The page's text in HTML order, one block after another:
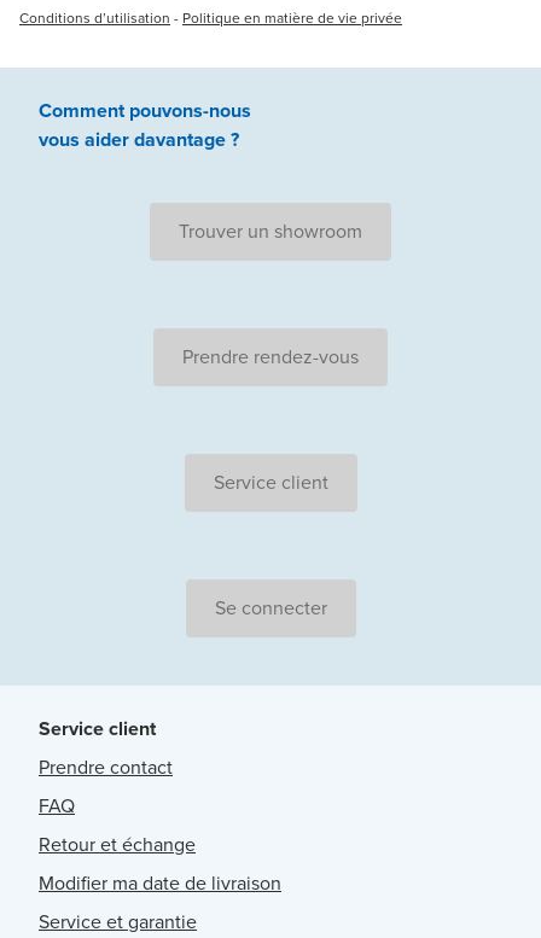
Conditions d’utilisation - Politique en matière de vie privée
Comment pouvons-nous
vous aiderdavantage ?
Trouver un showroom
Prendre rendez-vous
Service client
Se connecter
Service client
Prendre contact
FAQ
Retour et échange
Modifier ma date de livraison
Service et garantie